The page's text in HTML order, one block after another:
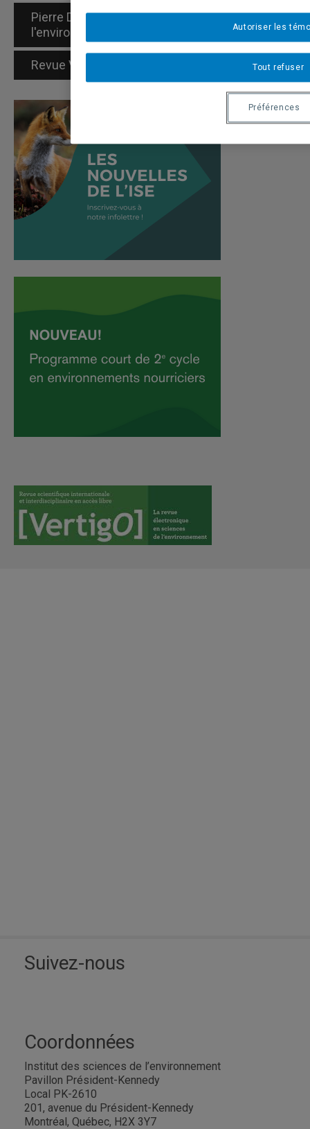
Pierre Dansereau, pionnier en sciences de
l'environnement
Revue VertigO
Suivez-nous
Coordonnées
Institut des sciences de l’environnement
Pavillon Président-Kennedy
Local PK-2610
201, avenue du Président-Kennedy
Montréal, Québec, H2X 3Y7
Tout refuser
Autoriser les
Préférences